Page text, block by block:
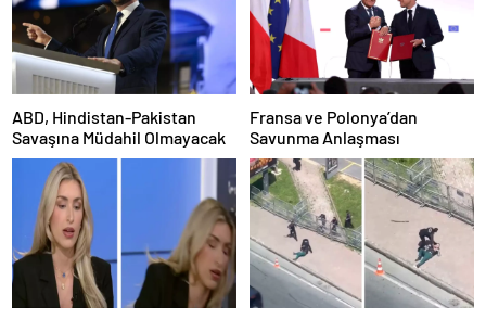
ABD, Hindistan-Pakistan
Savaşına Müdahil Olmayacak
Fransa ve Polonya’dan
Savunma Anlaşması